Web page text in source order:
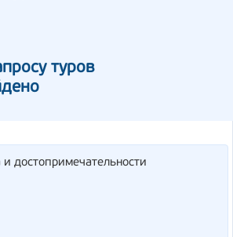
туров
и достопримечательности